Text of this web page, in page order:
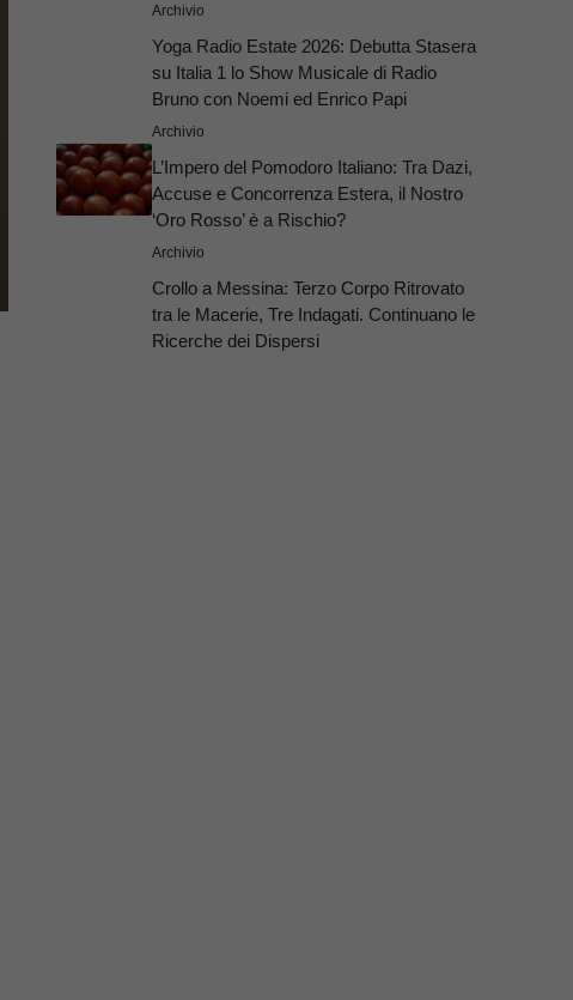
Archivio
Yoga Radio Estate 2026: Debutta Stasera
su Italia 1 lo Show Musicale di Radio
Bruno con Noemi ed Enrico Papi
Archivio
L’Impero del Pomodoro Italiano: Tra Dazi,
Accuse e Concorrenza Estera, il Nostro
‘Oro Rosso’ è a Rischio?
Archivio
Crollo a Messina: Terzo Corpo Ritrovato
tra le Macerie, Tre Indagati. Continuano le
Ricerche dei Dispersi